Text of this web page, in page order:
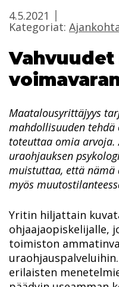
4.5.2021
Kategoriat:
Maatalousyrittäjyys
mahdollisuuden
toteuttaa omia
uraohjauksen
muistuttaa, että
myös
Yritin hiljattain
ohjaajaopiskelijalle,
toimiston
erilaisten